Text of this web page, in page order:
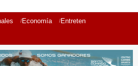
Economía Entretenimiento